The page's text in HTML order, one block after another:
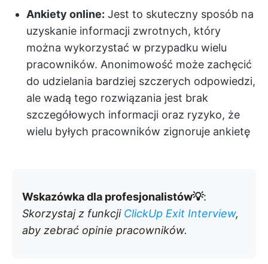
Ankiety online: Jest to skuteczny sposób na
uzyskanie informacji zwrotnych, który
można wykorzystać w przypadku wielu
pracowników. Anonimowość może zachęcić
do udzielania bardziej szczerych odpowiedzi,
ale wadą tego rozwiązania jest brak
szczegółowych informacji oraz ryzyko, że
wielu byłych pracowników zignoruje ankietę
Wskazówka dla profesjonalistów💡:
Skorzystaj z funkcji ClickUp Exit Interview,
aby zebrać opinie pracowników.